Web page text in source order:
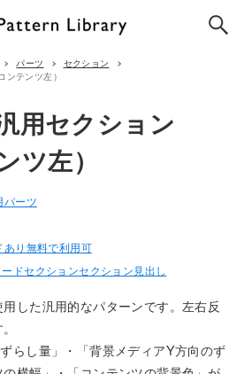
パーツ
セクション
テンツ左）
用セクション
ツ左）
パーツ
り 無料で利用可
ドセクションセクション見出し
した汎用的なパターンです。左右反
らし量」・「背景メディアY方向のず